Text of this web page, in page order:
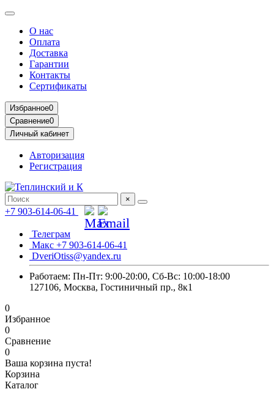
О нас
Оплата
Доставка
Гарантии
Контакты
Сертификаты
Избранное0
Сравнение0
Личный кабинет
Авторизация
Регистрация
×
+7 903-614-06-41
Телеграм
Макс +7 903-614-06-41
DveriOtiss@yandex.ru
Работаем: Пн-Пт: 9:00-20:00, Сб-Вс: 10:00-18:00
127106, Москва, Гостиничный пр., 8к1
0
Избранное
0
Сравнение
0
Ваша корзина пуста!
Корзина
Каталог